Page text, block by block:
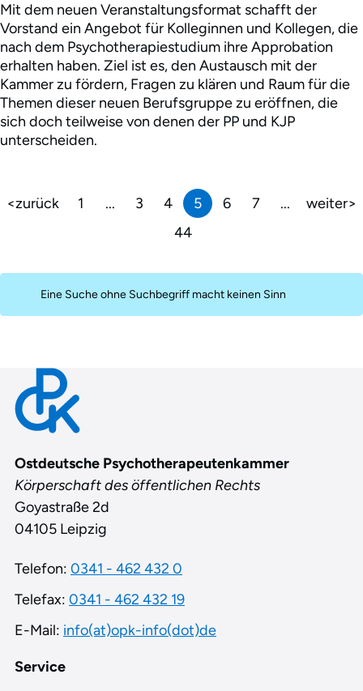
Mit dem neuen Veranstaltungsformat schafft der
Vorstand ein Angebot für Kolleginnen und Kollegen, die
nach dem Psychotherapiestudium ihre Approbation
erhalten haben. Ziel ist es, den Austausch mit der
Kammer zu fördern, Fragen zu klären und Raum für die
Themen dieser neuen Berufsgruppe zu eröffnen, die
sich doch teilweise von denen der PP und KJP
unterscheiden.
zurück 1 ... 3 4 5 6 7
...
44
weiter
Eine Suche ohne Suchbegriff macht keinen Sinn
Service
Contact
Ostdeutsche Psychotherapeutenkammer
Körperschaft des öffentlichen Rechts
Goyastraße 2d
04105 Leipzig
Telefon: 0341 - 462 432 0
Telefax: 0341 - 462 432 19
E-Mail: info(at)opk-info(dot)de